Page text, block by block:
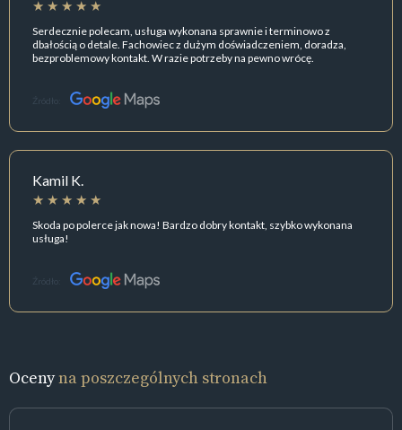
Serdecznie polecam, usługa wykonana sprawnie i terminowo z
dbałością o detale. Fachowiec z dużym doświadczeniem, doradza,
bezproblemowy kontakt. W razie potrzeby na pewno wrócę.
Źródło:
Kamil K.
Skoda po polerce jak nowa! Bardzo dobry kontakt, szybko wykonana
usługa!
Źródło:
Ocenyna poszczególnych stronach